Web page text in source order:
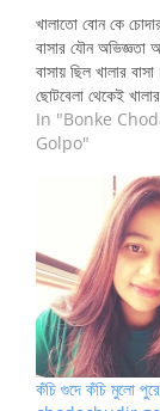
খালাতো বোন কে
বাসার যৌন অভিজ্ঞতা
বাসায় ছিল খালার
ছোটবেলা থেকেই
নিজের বাসা পার্থক্য
সারাদিনের অর্ধেক বেলাই
মানে বাল উঠার
চিন্তা করতাম।
খালাতো বোন ঐ
In "Bonke
Golpo"
কঁচি গুদে কঁচি মুলো